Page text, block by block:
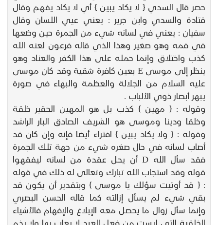
حصر قال السدي { لا يكاد يبين } أي لا يكاد يفهم وقال
قتادة والسدي وابن جرير : يعني عيي اللسان وقال
سفيان : يعني في لسانه شيء من الجمرة حين وضعها
في فمه وهو صغير وهذا الذي قاله فرعون لعنه الله
كذب واختلاق وإنما حمله على هذا الكفر والعناد وهو
ينظر إلى موسى E بعين كافرة شقية وقد كان موسى
عليه السلام من الجلالة والعظمة والبهاء في صورة
يبهر أبصار ذوي الألباب .
وقوله : { مهين } كذب بل هو المهين الحقير خلقة
وخلقا ودينا وموسى هو الشريف الصادق البار الراشد
وقوله : { ولا يكاد يبين } افتراء أيضا فإنه وإن كان قد
أصاب لسانه في حال صغره شيء من جهة تلك الجمرة
فقد سأل الله D أن يحل عقدة من لسانه ليفقهوا
قوله وقد استجاب الله تبارك وتعالى له ذلك في قوله
: { قد أوتيت سؤلك يا موسى } وبتقدير أن يكون قد
بقي شيء لم يسأل إزالته كما قاله الحسن البصري
وإنما سأل زوال ما يحصل معه الإبلاغ والإفهام فالأشياء
الخلقية التي ليست من فعل العبد لا يعاب بها ولا يذم